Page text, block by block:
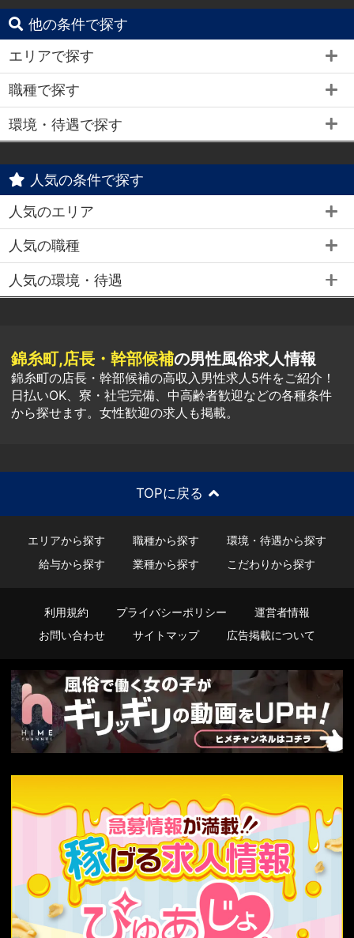
他の条件で探す
エリアで探す
職種で探す
環境・待遇で探す
人気の条件で探す
人気のエリア
人気の職種
人気の環境・待遇
錦糸町,店長・幹部候補の男性風俗求人情報
錦糸町の店長・幹部候補の高収入男性求人5件をご紹介！
日払いOK、寮・社宅完備、中高齢者歓迎などの各種条件
から探せます。女性歓迎の求人も掲載。
TOPに戻る
エリアから探す 職種から探す
環境・待遇から探す
給与から探す
業種から探す こだわりから探す
利用規約 プライバシーポリシー
運営者情報
お問い合わせ
サイトマップ 広告掲載について